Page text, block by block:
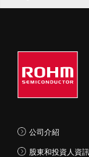
公司介紹
股東和投資人資訊